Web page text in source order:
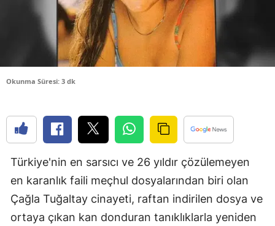
Bursa
Çankırı
Denizli
Diyarbakır
Edirne
Elazığ
Erzincan
Okunma Süresi: 3 dk
Türkiye'nin en sarsıcı ve 26 yıldır çözülemeyen
en karanlık faili meçhul dosyalarından biri olan
Çağla Tuğaltay cinayeti, raftan indirilen dosya ve
ortaya çıkan kan donduran tanıklıklarla yeniden